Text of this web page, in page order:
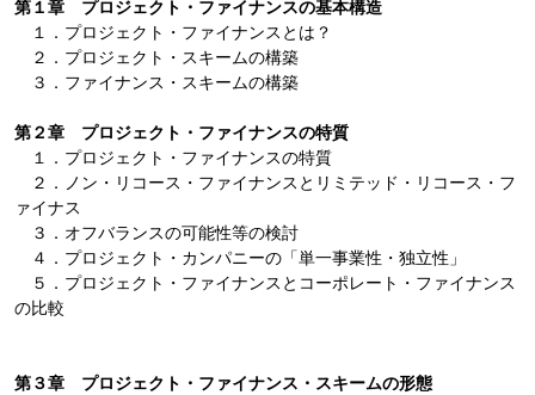
第１章 プロジェクト・ファイナンスの基本構造
１．プロジェクト・ファイナンスとは？
２．プロジェクト・スキームの構築
３．ファイナンス・スキームの構築
第２章 プロジェクト・ファイナンスの特質
１．プロジェクト・ファイナンスの特質
２．ノン・リコース・ファイナンスとリミテッド・リコース・フ
ァイナス
３．オフバランスの可能性等の検討
４．プロジェクト・カンパニーの「単一事業性・独立性」
５．プロジェクト・ファイナンスとコーポレート・ファイナンス
の比較
第３章 プロジェクト・ファイナンス・スキームの形態